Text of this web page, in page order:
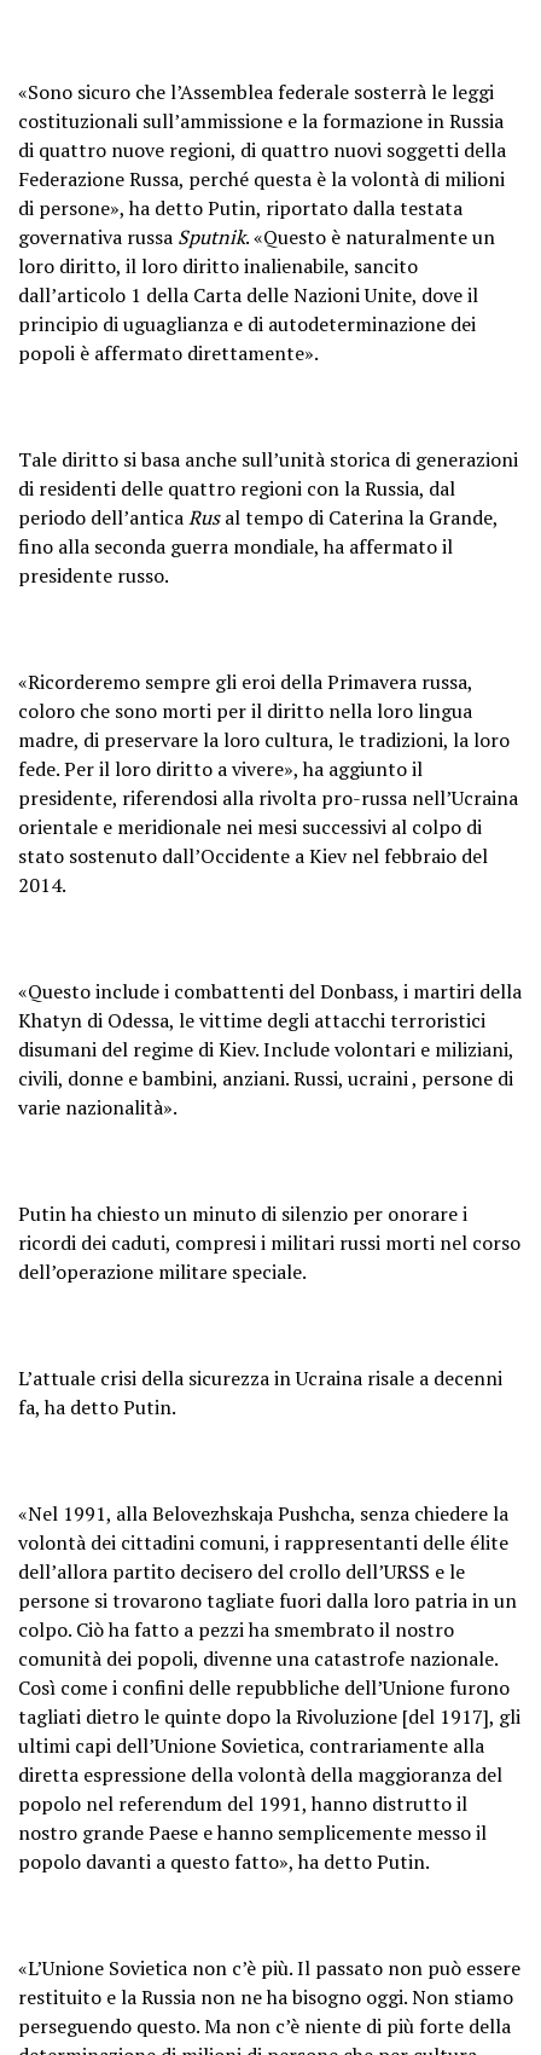
«Sono sicuro che l’Assemblea federale sosterrà le leggi
costituzionali sull’ammissione e la formazione in Russia
di quattro nuove regioni, di quattro nuovi soggetti della
Federazione Russa, perché questa è la volontà di milioni
di persone», ha detto Putin, riportato dalla testata
governativa russa Sputnik. «Questo è naturalmente un
loro diritto, il loro diritto inalienabile, sancito
dall’articolo 1 della Carta delle Nazioni Unite, dove il
principio di uguaglianza e di autodeterminazione dei
popoli è affermato direttamente».
Tale diritto si basa anche sull’unità storica di generazioni
di residenti delle quattro regioni con la Russia, dal
periodo dell’anticaRusal tempo di Caterina la Grande,
fino alla seconda guerra mondiale, ha affermato il
presidente russo.
«Ricorderemo sempre gli eroi della Primavera russa,
coloro che sono morti per il diritto nella loro lingua
madre, di preservare la loro cultura, le tradizioni, la loro
fede. Per il loro diritto a vivere», ha aggiunto il
presidente, riferendosi alla rivolta pro-russa nell’Ucraina
orientale e meridionale nei mesi successivi al colpo di
stato sostenuto dall’Occidente a Kiev nel febbraio del
2014.
«Questo include i combattenti del Donbass, i martiri della
Khatyn di Odessa, le vittime degli attacchi terroristici
disumani del regime di Kiev. Include volontari e miliziani,
civili, donne e bambini, anziani. Russi, ucraini , persone di
varie nazionalità».
Putin ha chiesto un minuto di silenzio per onorare i
ricordi dei caduti, compresi i militari russi morti nel corso
dell’operazione militare speciale.
L’attuale crisi della sicurezza in Ucraina risale a decenni
fa, ha detto Putin.
«Nel 1991, alla Belovezhskaja Pushcha, senza chiedere la
volontà dei cittadini comuni, i rappresentanti delle élite
dell’allora partito decisero del crollo dell’URSS e le
persone si trovarono tagliate fuori dalla loro patria in un
colpo. Ciò ha fatto a pezzi ha smembrato il nostro
comunità dei popoli, divenne una catastrofe nazionale.
Così come i confini delle repubbliche dell’Unione furono
tagliati dietro le quinte dopo la Rivoluzione [del 1917], gli
ultimi capi dell’Unione Sovietica, contrariamente alla
diretta espressione della volontà della maggioranza del
popolo nel referendum del 1991, hanno distrutto il
nostro grande Paese e hanno semplicemente messo il
popolo davanti a questo fatto», ha detto Putin.
«L’Unione Sovietica non c’è più. Il passato non può essere
restituito e la Russia non ne ha bisogno oggi. Non stiamo
perseguendo questo. Ma non c’è niente di più forte della